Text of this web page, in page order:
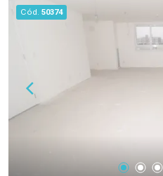
Cód. 50374